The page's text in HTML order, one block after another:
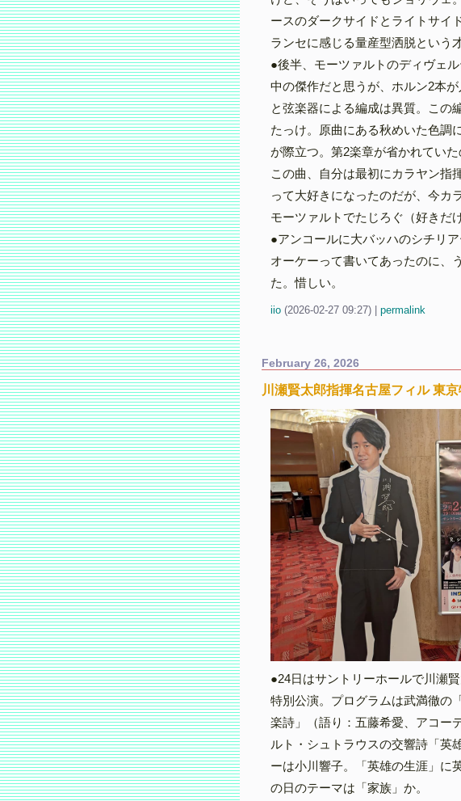
ースのダークサイドとライトサイ
ランセに感じる量産型洒脱という才
●後半、モーツァルトのディヴェ
中の傑作だと思うが、ホルン2本
と弦楽器による編成は異質。この
たっけ。原曲にある秋めいた色調
が際立つ。第2楽章が省かれてい
この曲、自分は最初にカラヤン指
って大好きになったのだが、今カ
モーツァルトでたじろぐ（好きだ
●アンコールに大バッハのシチリ
オーケーって書いてあったのに、
た。惜しい。
iio (2026-02-27 09:27) permalink
February 26, 2026
川瀬賢太郎指揮名古屋フィル 東
●24日はサントリーホールで川瀬
特別公演。プログラムは武満徹
楽詩」（語り：五藤希愛、アコー
ルト・シュトラウスの交響詩「英
ーは小川響子。「英雄の生涯」に
の日のテーマは「家族」か。